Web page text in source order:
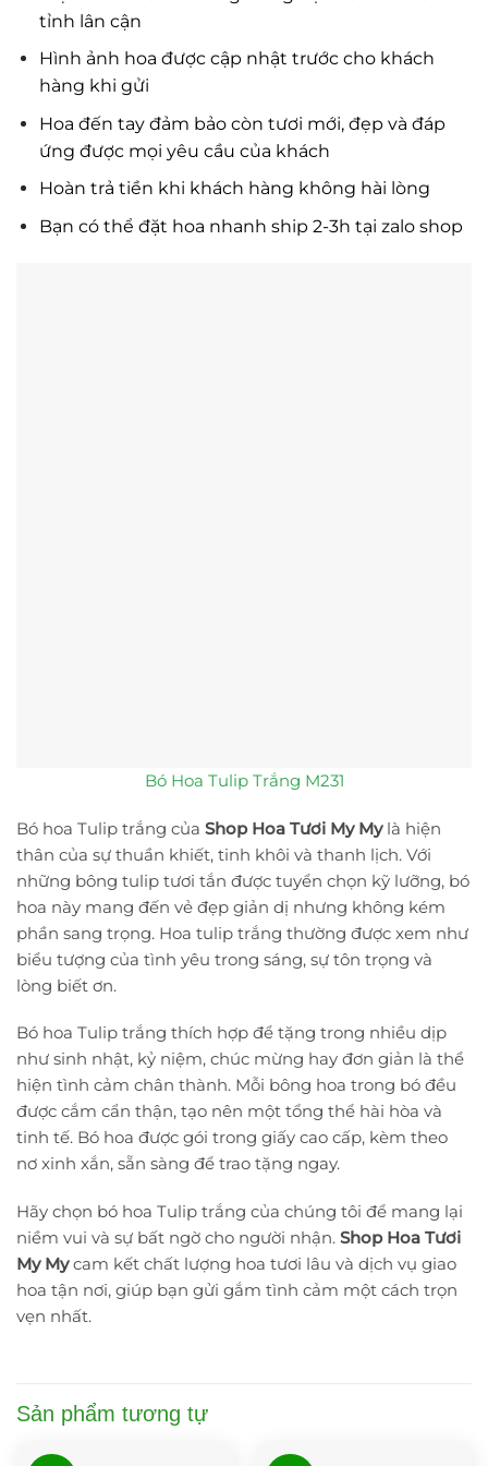
tỉnh lân cận
Hình ảnh hoa được cập nhật trước cho khách
hàng khi gửi
Hoa đến tay đảm bảo còn tươi mới, đẹp và đáp
ứng được mọi yêu cầu của khách
Hoàn trả tiền khi khách hàng không hài lòng
Bạn có thể đặt hoa nhanh ship 2-3h tại zalo shop
Bó Hoa Tulip Trắng M231
Bó hoa Tulip trắng của Shop Hoa Tươi My Mylà hiện
thân của sự thuần khiết, tinh khôi và thanh lịch. Với
những bông tulip tươi tắn được tuyển chọn kỹ lưỡng, bó
hoa này mang đến vẻ đẹp giản dị nhưng không kém
phần sang trọng. Hoa tulip trắng thường được xem như
biểu tượng của tình yêu trong sáng, sự tôn trọng và
lòng biết ơn.
Bó hoa Tulip trắng thích hợp để tặng trong nhiều dịp
như sinh nhật, kỷ niệm, chúc mừng hay đơn giản là thể
hiện tình cảm chân thành. Mỗi bông hoa trong bó đều
được cắm cẩn thận, tạo nên một tổng thể hài hòa và
tinh tế. Bó hoa được gói trong giấy cao cấp, kèm theo
nơ xinh xắn, sẵn sàng để trao tặng ngay.
Hãy chọn bó hoa Tulip trắng của chúng tôi để mang lại
niềm vui và sự bất ngờ cho người nhận. Shop Hoa Tươi
My Mycam kết chất lượng hoa tươi lâu và dịch vụ giao
hoa tận nơi, giúp bạn gửi gắm tình cảm một cách trọn
vẹn nhất.
Sản phẩm tương tự